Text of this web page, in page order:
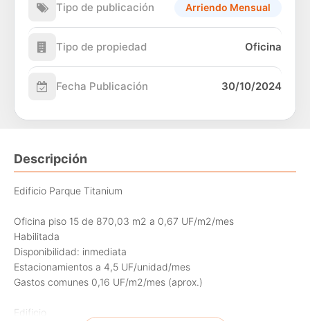
Tipo de publicación Arriendo Mensual
Tipo de propiedad Oficina
Fecha Publicación 30/10/2024
Descripción
Edificio Parque Titanium
Oficina piso 15 de 870,03 m2 a 0,67 UF/m2/mes
Habilitada
Disponibilidad: inmediata
Estacionamientos a 4,5 UF/unidad/mes
Gastos comunes 0,16 UF/m2/mes (aprox.)
Edificio